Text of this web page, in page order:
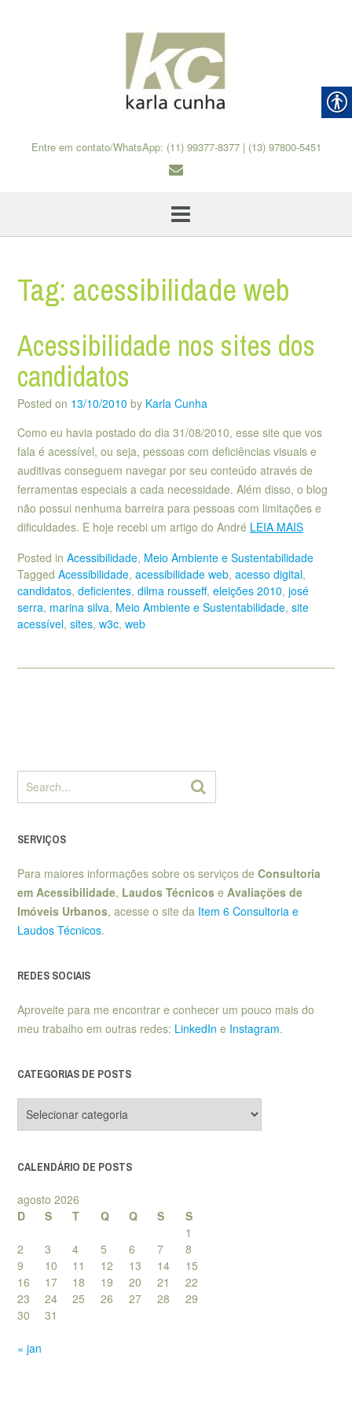
Entre em contato/WhatsApp: (11) 99377-8377 | (13) 97800-5451
Tag: acessibilidade web
Acessibilidade nos sites dos
candidatos
Posted on 13/10/2010 by Karla Cunha
Como eu havia postado do dia 31/08/2010, esse site que vos
fala é acessível, ou seja, pessoas com deficiências visuais e
auditivas conseguem navegar por seu conteúdo através de
ferramentas especiais a cada necessidade. Além disso, o blog
não possui nenhuma barreira para pessoas com limitações e
dificuldades. E hoje recebi um artigo do André LEIA MAIS
Posted in Acessibilidade, Meio Ambiente e Sustentabilidade
Tagged Acessibilidade, acessibilidade web, acesso digital,
candidatos, deficientes, dilma rousseff, eleições 2010, josé
serra, marina silva, Meio Ambiente e Sustentabilidade, site
acessível, sites, w3c, web
SERVIÇOS
Para maiores informações sobre os serviços de Consultoria
em Acessibilidade, Laudos Técnicos e Avaliações de
Imóveis Urbanos, acesse o site da Item 6 Consultoria e
Laudos Técnicos.
REDES SOCIAIS
Aproveite para me encontrar e conhecer um pouco mais do
meu trabalho em outras redes: LinkedIn e Instagram.
CATEGORIAS DE POSTS
de
CALENDÁRIO DE POSTS
agosto 2026
D
S T Q Q S
S
1
2
3 4 5 6 7
8
9
10 11 12 13 14
15
16
17 18 19 20 21
22
23
24 25 26 27 28
29
30
31
« jan